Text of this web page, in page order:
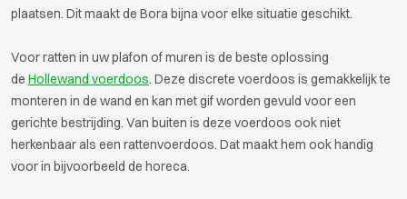
plaatsen. Dit maakt de Bora bijna voor elke situatie geschikt.
Voor ratten in uw plafon of muren is de beste oplossing
de Hollewand voerdoos. Deze discrete voerdoos is gemakkelijk te
monteren in de wand en kan met gif worden gevuld voor een
gerichte bestrijding. Van buiten is deze voerdoos ook niet
herkenbaar als een rattenvoerdoos. Dat maakt hem ook handig
voor in bijvoorbeeld de horeca.